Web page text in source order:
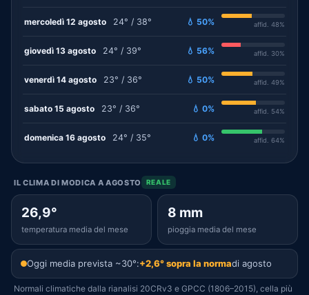
mercoledì 12 agosto 24° / 38° 💧 50% affid. 48%
giovedì 13 agosto 24° / 39° 💧 56% affid. 30%
venerdì 14 agosto 23° / 36° 💧 50% affid. 49%
sabato 15 agosto 23° / 36° 💧 0% affid. 54%
domenica 16 agosto 24° / 35° 💧 0% affid. 64%
IL CLIMA DI MODICA A AGOSTO REALE
26,9°
temperatura media del mese
8 mm
pioggia media del mese
Oggi media prevista ~30°:+2,6° sopra la normadi agosto
Normali climatiche dalla rianalisi 20CRv3 e GPCC (1806–2015), cella più